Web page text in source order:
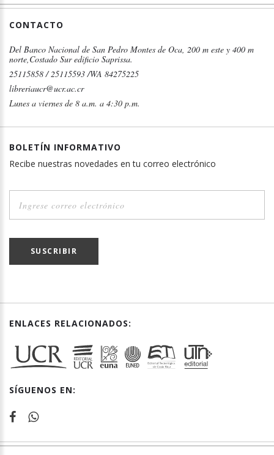
CONTACTO
Del Banco Nacional de San Pedro Montes de Oca, 200 m este y 400 m
norte,Costado Sur edificio Saprissa.
25115858 / 25115593 /WA 84275225
libreriaucr@ucr.ac.cr
Lunes a viernes de 8 a.m. a 4:30 p.m.
BOLETÍN INFORMATIVO
Recibe nuestras novedades en tu correo electrónico
SUSCRIBIR
ENLACES RELACIONADOS:
SÍGUENOS EN: